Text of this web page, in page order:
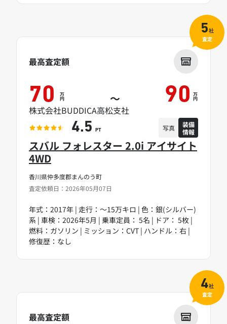
香川県仲多度郡まんのう町
査定依頼日：2026年05月07日
スバル フォレスター 2.0i アイサイト
4WD
年式：2017年 | 走行：～15万キロ | 色：銀(シルバー)
系 | 車検：2026年5月 | 乗車定員： 5名 | ドア： 5枚 |
燃料：ガソリン | ミッション：CVT | ハンドル：右 |
修復歴：なし
最高査定額
70 万
円 ～ 90 万
円
株式会社BUDDICA高松支社
4.5 PT 写真
装備
情報
5社
査定
最高査定額
4社
査定